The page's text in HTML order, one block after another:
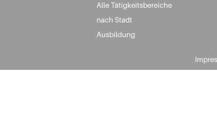
Alle Tätigkeitsbereiche
nach Stadt
Ausbildung